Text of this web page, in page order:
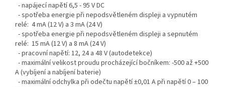
- napájecí napětí 6,5 - 95 V DC
- spotřeba energie při nepodsvětleném displeji a vypnutém
relé: 4 mA (12 V) a 3 mA (24 V)
- spotřeba energie při nepodsvětleném displeji a sepnutém
relé: 15 mA (12 V) a 8 mA (24 V)
- pracovní napětí: 12, 24 a 48 V (autodetekce)
- maximální velikost proudu procházející bočníkem: -500 až +500
A (vybíjení a nabíjení baterie)
- maximální odchylka při odečtu napětí ±0,01 A při napětí 0 – 100